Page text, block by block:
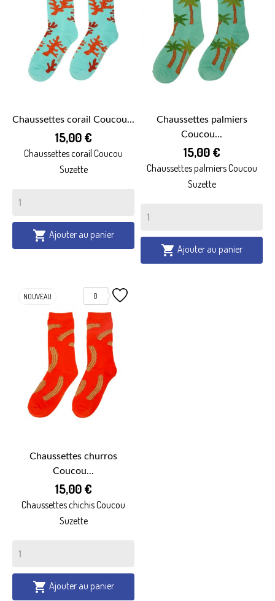
Chaussettes corail Coucou...
15,00 €
Chaussettes corail Coucou
Suzette
 Ajouter au panier
Chaussettes palmiers
Coucou...
15,00 €
Chaussettes palmiers Coucou
Suzette
 Ajouter au panier
0
NOUVEAU
Chaussettes churros
Coucou...
15,00 €
Chaussettes chichis Coucou
Suzette
 Ajouter au panier